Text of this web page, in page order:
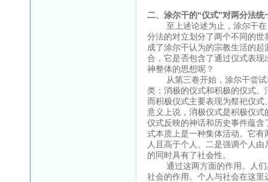
二、涂尔干的“仪式”对两分法统
至上述论述为止，涂尔干在
分法的对立划分了两个不同的
成了涂尔干认为的宗教生活的
合，它是否包含了通过仪式表
神整体的思想呢？
从第三卷开始，涂尔干尝试
类：消极的仪式和积极的仪式
而积极仪式主要表现为祭祀仪
意义上说，消极仪式是积极仪
仪式反映的神话和历史事件蕴
式本质上是一种集体活动。它
人且高于个人。二是强调个人
的同时具有了社会性。
通过这两方面的作用。人们
社会的作用。个人与社会在这里